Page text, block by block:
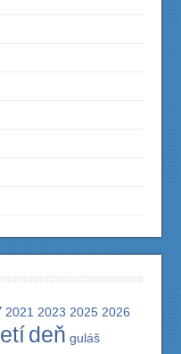
2021 2023 2025 2026
deň guláš